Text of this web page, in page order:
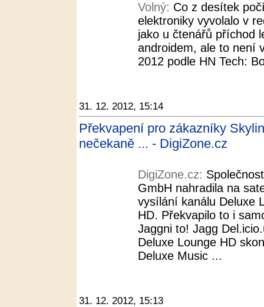
Volný: Co z desítek
elektroniky vyvolalo v
jako u čtenářů příchod
androidem, ale to není
2012 podle HN Tech:
31. 12. 2012, 15:14
Překvapení pro zákazníky
nečekaně ... - DigiZone.cz
DigiZone.cz:
GmbH nahradila na
vysílání kanálu Deluxe
HD. Překvapilo to i
Jaggni to! Jagg
Deluxe Lounge HD
Deluxe Music ...
31. 12. 2012, 15:13